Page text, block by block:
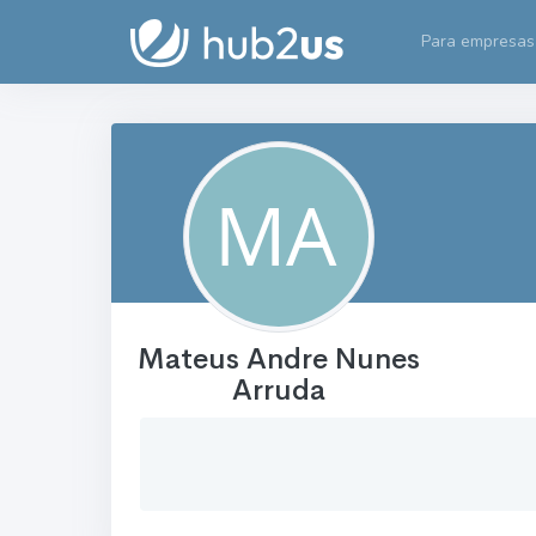
Para empresas
Mateus Andre Nunes
Arruda